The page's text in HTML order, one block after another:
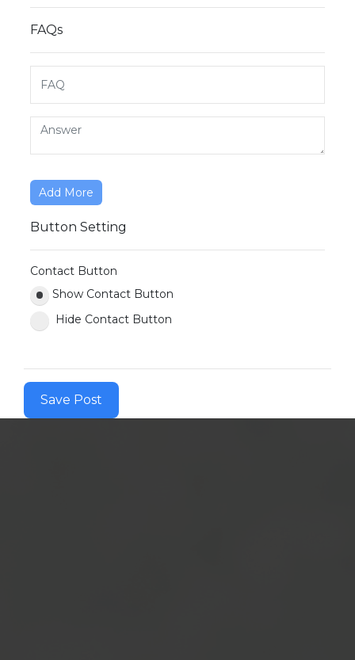
FAQs
Add More
Button Setting
Contact Button
Show Contact Button
Hide Contact Button
Save Post